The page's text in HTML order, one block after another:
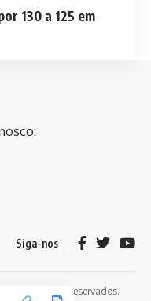
130 a 125 em
Siga-nos
os direitos reservados.